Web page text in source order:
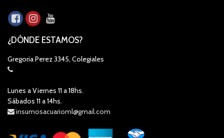
¿DÓNDE ESTAMOS?
Gregoria Perez 3345, Colegiales
Lunes a Viernes 11 a 18hs.
Sábados 11 a 14hs.
insumosacuarioml@gmail.com